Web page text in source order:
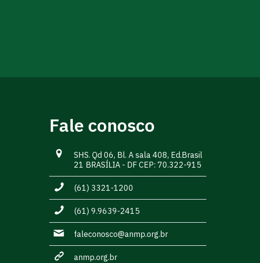
Fale conosco
SHS. Qd 06, Bl. A sala 408, Ed.Brasil
21 BRASÍLIA - DF CEP: 70.322-915
(61) 3321-1200
(61) 9.9639-2415
faleconosco@anmp.org.br
anmp.org.br